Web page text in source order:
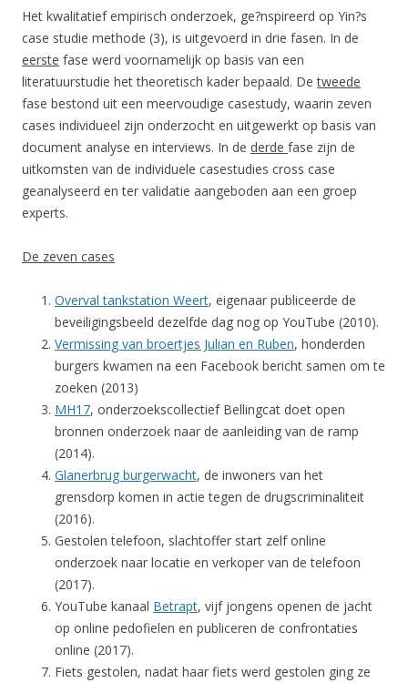
Het kwalitatief empirisch onderzoek, ge?nspireerd op Yin?s
case studie methode (3), is uitgevoerd in drie fasen. In de
eerste fase werd voornamelijk op basis van een
literatuurstudie het theoretisch kader bepaald. Detweede
fase bestond uit een meervoudige casestudy, waarin zeven
cases individueel zijn onderzocht en uitgewerkt op basis van
document analyse en interviews. In de derde fase zijn de
uitkomsten van de individuele casestudies cross case
geanalyseerd en ter validatie aangeboden aan een groep
experts.
De zeven cases
Overval tankstation Weert, eigenaar publiceerde de
beveiligingsbeeld dezelfde dag nog op YouTube (2010).
Vermissing van broertjes Julian en Ruben, honderden
burgers kwamen na een Facebook bericht samen om te
zoeken (2013)
MH17, onderzoekscollectief Bellingcat doet open
bronnen onderzoek naar de aanleiding van de ramp
(2014).
Glanerbrug burgerwacht, de inwoners van het
grensdorp komen in actie tegen de drugscriminaliteit
(2016).
Gestolen telefoon, slachtoffer start zelf online
onderzoek naar locatie en verkoper van de telefoon
(2017).
YouTube kanaal Betrapt, vijf jongens openen de jacht
op online pedofielen en publiceren de confrontaties
online (2017).
Fiets gestolen, nadat haar fiets werd gestolen ging ze